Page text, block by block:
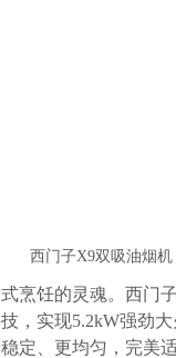
西门子X9双吸油烟机
饪的灵魂。西门
，实现5.2kW强劲
定、更均匀，完美